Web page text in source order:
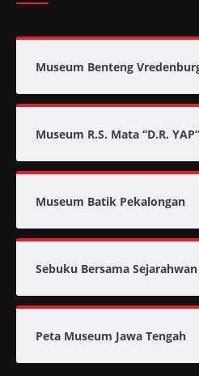
Museum Benteng
Museum R.S. Mata “D.R. YAP”
Museum Batik Pekalongan
Sebuku Bersama Sejarahwan
Peta Museum Jawa Tengah